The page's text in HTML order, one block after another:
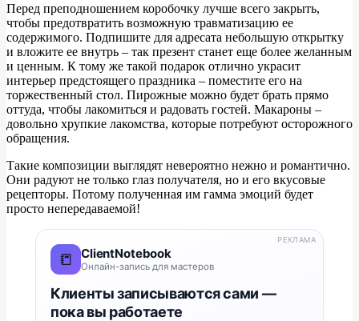
Перед преподношением коробочку лучше всего закрыть,
чтобы предотвратить возможную травматизацию ее
содержимого. Подпишите для адресата небольшую открытку
и вложите ее внутрь – так презент станет еще более желанным
и ценным. К тому же такой подарок отлично украсит
интерьер предстоящего праздника – поместите его на
торжественный стол. Пирожные можно будет брать прямо
оттуда, чтобы лакомиться и радовать гостей. Макароны –
довольно хрупкие лакомства, которые потребуют осторожного
обращения.
Такие композиции выглядят невероятно нежно и романтично.
Они радуют не только глаз получателя, но и его вкусовые
рецепторы. Потому полученная им гамма эмоций будет
просто непередаваемой!
📒 ClientNotebook
Онлайн-запись для мастеров
Клиенты записываются сами —
пока вы работаете
РЕКЛАМА